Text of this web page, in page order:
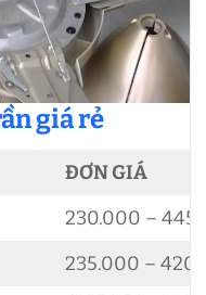
giá rẻ
ĐƠN GIÁ
230.000 –
235.000 –